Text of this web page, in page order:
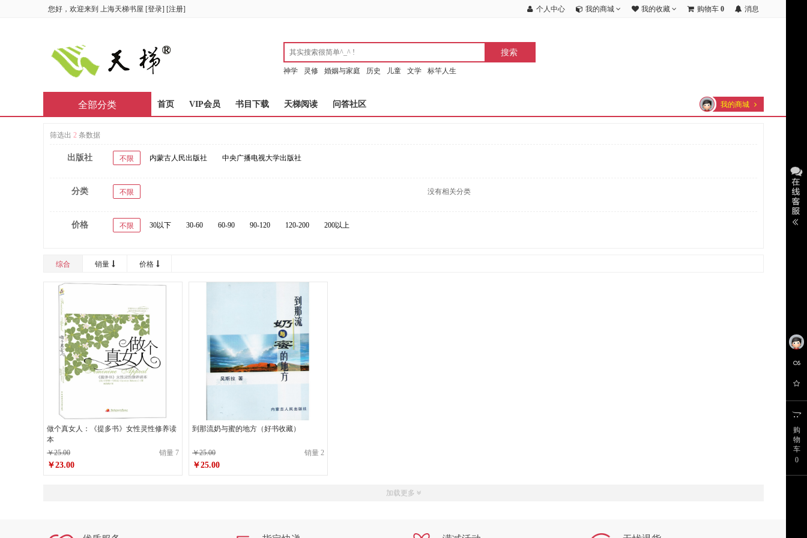
您好，欢迎来到 上海天梯书屋 [登录] [注册] 个人中心 我的商城 我的收藏 购物车 0 消息
神学 灵修 婚姻与家庭 历史 儿童 文学 标竿人生
首页 VIP会员 书目下载 天梯阅读 问答社区 我的商城
全部分类
筛选出 2 条数据
出版社 不限 内蒙古人民出版社 中央广播电视大学出版社
分类 不限 没有相关分类
价格 不限 30以下 30-60 60-90 90-120 120-200 200以上
综合 销量 价格
做个真女人：《提多书》女性灵性修养读
本
￥25.00
销量 7
￥23.00
到那流奶与蜜的地方（好书收藏）
￥25.00 销量 2
￥25.00
加载更多
购
物
车
0